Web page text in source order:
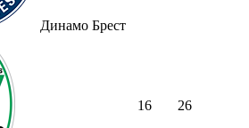
Динамо Брест
16 26